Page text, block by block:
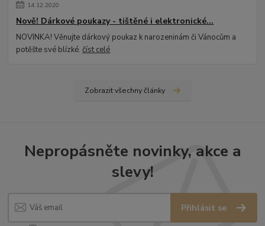
14.12.2020
Nově! Dárkové poukazy - tištěné i elektronické...
NOVINKA! Věnujte dárkový poukaz k narozeninám či Vánocům a
potěšte své blízké.číst celé
Zobrazit všechny články
Nepropásněte novinky, akce a
slevy!
Přihlásit se